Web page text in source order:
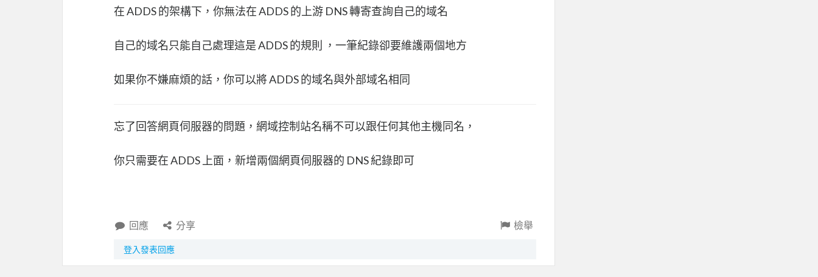
在 ADDS 的架構下，你無法在 ADDS 的上游 DNS 轉寄查詢自己的域名
自己的域名只能自己處理這是 ADDS 的規則 ，一筆紀錄卻要維護兩個地方
如果你不嫌麻煩的話，你可以將 ADDS 的域名與外部域名相同
忘了回答網頁伺服器的問題，網域控制站名稱不可以跟任何其他主機同名，
你只需要在 ADDS 上面，新增兩個網頁伺服器的 DNS 紀錄即可
回應 分享 檢舉
登入發表回應